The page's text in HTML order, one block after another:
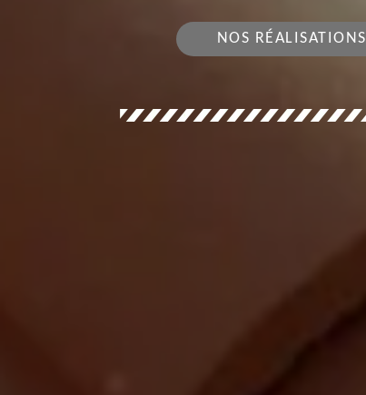
NOS RÉALISATIONS